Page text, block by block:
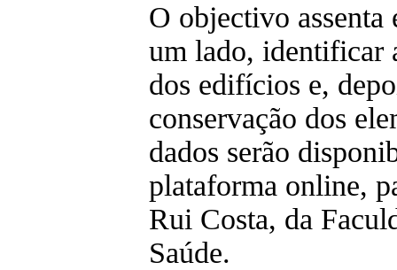
O objectivo assenta
um lado, identificar
dos edifícios e,
conservação dos
dados serão
plataforma online,
Rui Costa, da
Saúde.